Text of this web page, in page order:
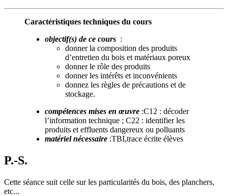
Caractéristiques techniques du cours
objectif(s) de ce cours :
donner la composition des produits
d’entretien du bois et matériaux poreux
donner le rôle des produits
donner les intérêts et inconvénients
donnez les règles de précautions et de
stockage.
compétences mises en œuvre :C12 : décoder
l’information technique ; C22 : identifier les
produits et effluents dangereux ou polluants
matériel nécessaire :TBI,trace écrite élèves
P.-S.
Cette séance suit celle sur les particularités du bois, des planchers,
etc...